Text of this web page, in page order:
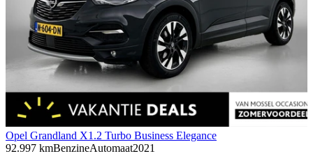
Opel Grandland X1.2 Turbo Business Elegance
92.997 kmBenzineAutomaat2021